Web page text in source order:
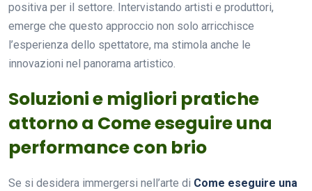
positiva per il settore. Intervistando artisti e produttori,
emerge che questo approccio non solo arricchisce
l’esperienza dello spettatore, ma stimola anche le
innovazioni nel panorama artistico.
Soluzioni e migliori pratiche
attorno a Come eseguire una
performance con brio
Se si desidera immergersi nell’arte di Come eseguire una